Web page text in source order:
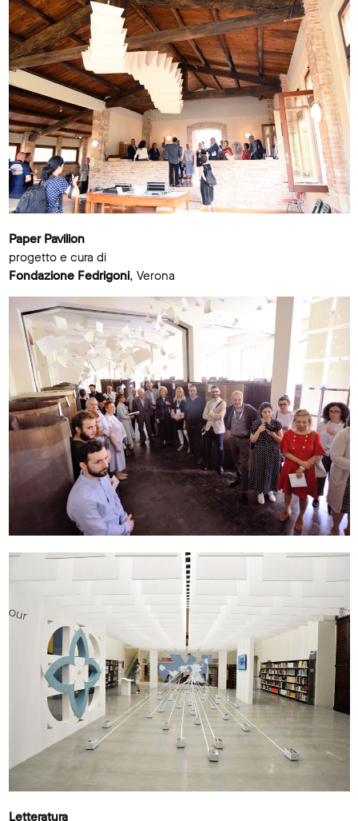
Paper Pavilion
progetto e cura di
Fondazione Fedrigoni, Verona
Letteratura